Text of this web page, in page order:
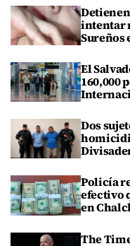
intentar
Sureños
El
160,000
Dos
Policía
efectivo
en
The